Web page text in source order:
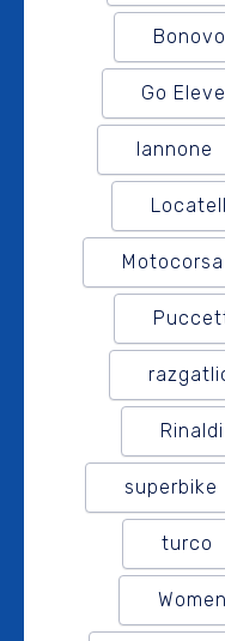
Bonovo
Go
Iannone
Motocorsa
Rinaldi
superbike
turco